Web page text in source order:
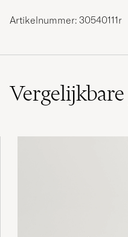
Artikelnummer: 30540111r
Vergelijkbare